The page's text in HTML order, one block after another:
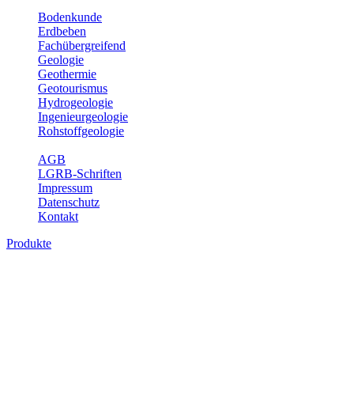
Bodenkunde
Erdbeben
Fachübergreifend
Geologie
Geothermie
Geotourismus
Hydrogeologie
Ingenieurgeologie
Rohstoffgeologie
AGB
LGRB-Schriften
Impressum
Datenschutz
Kontakt
Produkte